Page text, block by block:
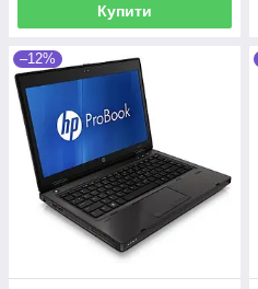
Купити
–12%